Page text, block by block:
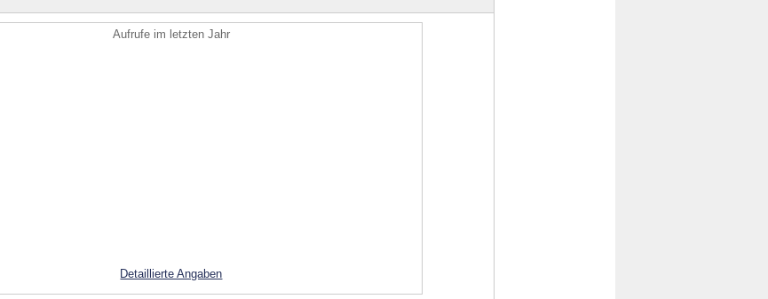
Aufrufe im letzten Jahr
Detaillierte Angaben